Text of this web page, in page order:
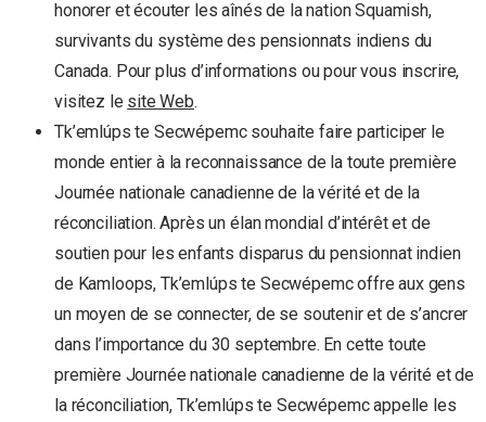
honorer et écouter les aînés de la nation Squamish,
survivants du système des pensionnats indiens du
Canada. Pour plus d’informations ou pour vous inscrire,
visitez le site Web.
Tk’emlúps te Secwépemc souhaite faire participer le
monde entier à la reconnaissance de la toute première
Journée nationale canadienne de la vérité et de la
réconciliation. Après un élan mondial d’intérêt et de
soutien pour les enfants disparus du pensionnat indien
de Kamloops, Tk’emlúps te Secwépemc offre aux gens
un moyen de se connecter, de se soutenir et de s’ancrer
dans l’importance du 30 septembre. En cette toute
première Journée nationale canadienne de la vérité et de
la réconciliation, Tk’emlúps te Secwépemc appelle les